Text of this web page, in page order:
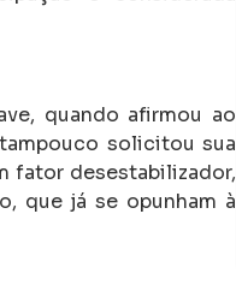
quando afirmou ao
solicitou sua
fator desestabilizador,
que já se opunham à